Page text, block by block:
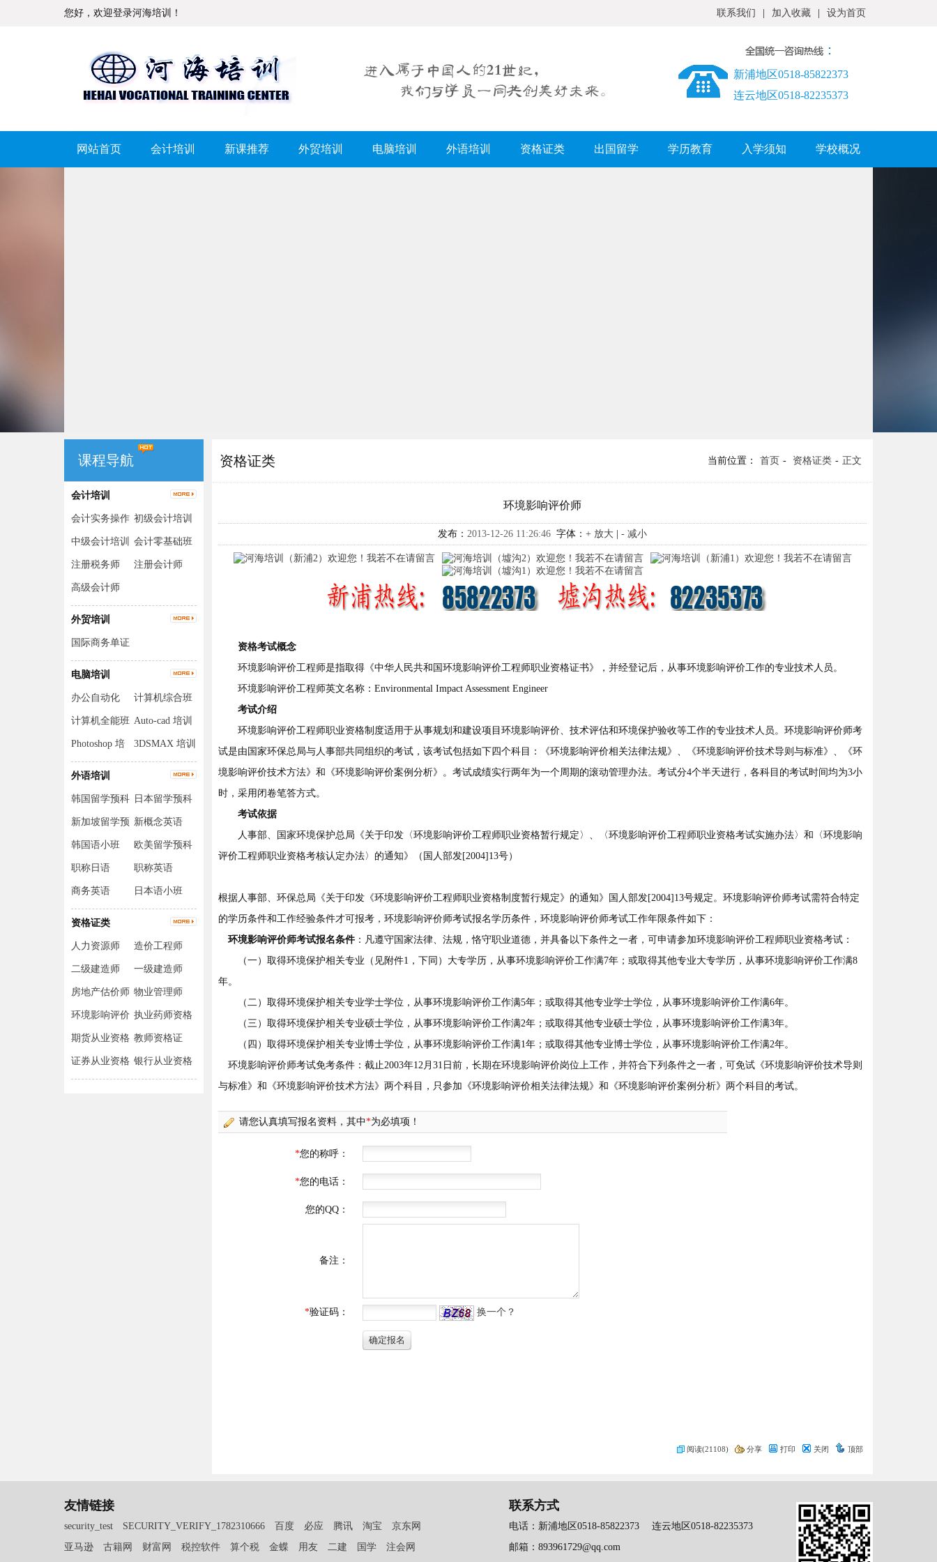
您好，欢迎登录河海培训！ 联系我们 加入收藏 设为首页
新浦地区0518-85822373
连云地区0518-82235373
网站首页 会计培训 新课推荐 外贸培训 电脑培训 外语培训 资格证类 出国留学 学历教育 入学须知 学校概况
课程导航
会计培训
会计实务操作
（出纳+手工
账+电脑账）
初级会计培训
中级会计培训 会计零基础班
注册税务师 注册会计师
高级会计师
外贸培训
国际商务单证
员
电脑培训
办公自动化 计算机综合班
计算机全能班 Auto-cad 培训
Photoshop 培
训
3DSMAX 培训
外语培训
韩国留学预科
班
日本留学预科
班
新加坡留学预
科班
新概念英语
韩国语小班
欧美留学预科
班
职称日语 职称英语
商务英语 日本语小班
资格证类
人力资源师 造价工程师
二级建造师 一级建造师
房地产估价师 物业管理师
环境影响评价
师
执业药师资格
期货从业资格 教师资格证
证券从业资格 银行从业资格
资格证类 当前位置： 首页 - 资格证类 - 正文
环境影响评价师
发布： 2013-12-26 11:26:46 字体： + 放大 - 减小
资格考试概念
环境影响评价工程师是指取得《中华人民共和国环境影响评价工程师职业资格证书》，并经登记后，从事环境影响评价工作的专业技术人员。
环境影响评价工程师英文名称：Environmental Impact Assessment Engineer
考试介绍
环境影响评价工程师职业资格制度适用于从事规划和建设项目环境影响评价、技术评估和环境保护验收等工作的专业技术人员。环境影响评价师考
试是由国家环保总局与人事部共同组织的考试，该考试包括如下四个科目：《环境影响评价相关法律法规》、《环境影响评价技术导则与标准》、《环
境影响评价技术方法》和《环境影响评价案例分析》。考试成绩实行两年为一个周期的滚动管理办法。考试分4个半天进行，各科目的考试时间均为3小
时，采用闭卷笔答方式。
考试依据
人事部、国家环境保护总局《关于印发〈环境影响评价工程师职业资格暂行规定〉、〈环境影响评价工程师职业资格考试实施办法〉和〈环境影响
评价工程师职业资格考核认定办法〉的通知》（国人部发[2004]13号）
根据人事部、环保总局《关于印发《环境影响评价工程师职业资格制度暂行规定》的通知》国人部发[2004]13号规定。环境影响评价师考试需符合特定
的学历条件和工作经验条件才可报考，环境影响评价师考试报名学历条件，环境影响评价师考试工作年限条件如下：
环境影响评价师考试报名条件 ：凡遵守国家法律、法规，恪守职业道德，并具备以下条件之一者，可申请参加环境影响评价工程师职业资格考试：
（一）取得环境保护相关专业（见附件1，下同）大专学历，从事环境影响评价工作满7年；或取得其他专业大专学历，从事环境影响评价工作满8
年。
（二）取得环境保护相关专业学士学位，从事环境影响评价工作满5年；或取得其他专业学士学位，从事环境影响评价工作满6年。
（三）取得环境保护相关专业硕士学位，从事环境影响评价工作满2年；或取得其他专业硕士学位，从事环境影响评价工作满3年。
（四）取得环境保护相关专业博士学位，从事环境影响评价工作满1年；或取得其他专业博士学位，从事环境影响评价工作满2年。
环境影响评价师考试免考条件：截止2003年12月31日前，长期在环境影响评价岗位上工作，并符合下列条件之一者，可免试《环境影响评价技术导则
与标准》和《环境影响评价技术方法》两个科目，只参加《环境影响评价相关法律法规》和《环境影响评价案例分析》两个科目的考试。
阅读(21108) 分享 打印 关闭 顶部
友情链接
security_test SECURITY_VERIFY_1782310666 百度 必应 腾讯 淘宝
京东网
亚马逊
古籍网 财富网 税控软件 算个税 金蝶 用友 二建 国学 注会网
联系方式
电话：新浦地区0518-85822373 连云地区0518-82235373
邮箱：893961729@qq.com